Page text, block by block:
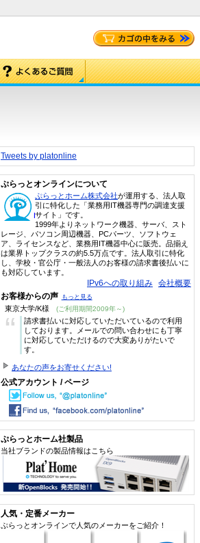
Tweets by platonline
ぷらっとオンラインについて
ぷらっとホーム株式会社が運用する、法人取
引に特化した「業務用IT機器専門の調達支援
サイト」です。
1999年よりネットワーク機器、サーバ、スト
レージ、パソコン周辺機器、PCパーツ、ソフトウェ
ア、ライセンスなど、業務用IT機器中心に販売。品揃え
は業界トップクラスの約5.5万点です。法人取引に特化
し、学校・官公庁・一般法人のお客様の請求書後払いに
も対応しています。
IPv6への取り組み 会社概要
お客様からの声 もっと見る
東京大学/K様 (ご利用期間2009年～)
“
請求書払いに対応していただいているので利用
しております。メールでの問い合わせにも丁寧
に対応していただけるので大変ありがたいで
す。
あなたの声をお寄せください!
公式アカウント / ページ
ぷらっとホーム社製品
当社ブランドの製品情報はこちら
人気・定番メーカー
ぷらっとオンラインで人気のメーカーをご紹介！